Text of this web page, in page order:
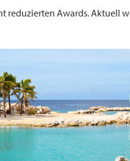
reduzierten Awards. Aktuell